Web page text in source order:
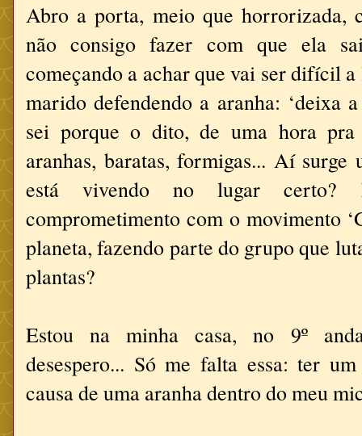
Abro a porta, meio que horrorizada,
não consigo fazer com que ela
começando a achar que vai ser difícil
marido defendendo a aranha: ‘deixa
sei porque o dito, de uma hora pra
aranhas, baratas, formigas... Aí
está vivendo no lugar certo?
comprometimento com o movimento
planeta, fazendo parte do grupo que
plantas?
Estou na minha casa, no 9º
desespero... Só me falta essa: ter
causa de uma aranha dentro do meu